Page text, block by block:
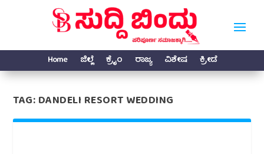
Home ಜಿಲ್ಲೆ ಕ್ರೈಂ ರಾಜ್ಯ ವಿಶೇಷ ಕ್ರೀಡೆ
TAG:DANDELI RESORT WEDDING